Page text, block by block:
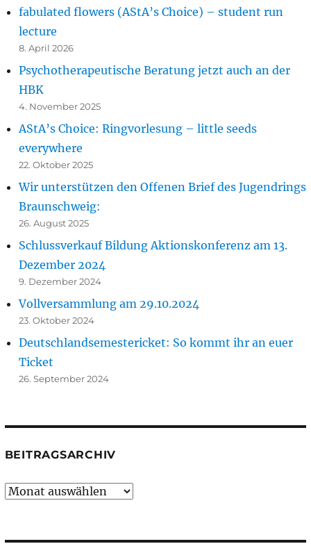
fabulated flowers (AStA’s Choice) – student run
lecture
8. April 2026
Psychotherapeutische Beratung jetzt auch an der
HBK
4. November 2025
AStA’s Choice: Ringvorlesung – little seeds
everywhere
22. Oktober 2025
Wir unterstützen den Offenen Brief des Jugendrings
Braunschweig:
26. August 2025
Schlussverkauf Bildung Aktionskonferenz am 13.
Dezember 2024
9. Dezember 2024
Vollversammlung am 29.10.2024
23. Oktober 2024
Deutschlandsemestericket: So kommt ihr an euer
Ticket
26. September 2024
BEITRAGSARCHIV
Beitragsarchiv